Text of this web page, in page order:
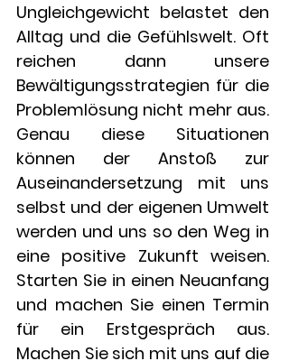
Ungleichgewicht belastet den
Alltag und die Gefühlswelt. Oft
reichen dann unsere
Bewältigungsstrategien für die
Problemlösung nicht mehr aus.
Genau diese Situationen
können der Anstoß zur
Auseinandersetzung mit uns
selbst und der eigenen Umwelt
werden und uns so den Weg in
eine positive Zukunft weisen.
Starten Sie in einen Neuanfang
und machen Sie einen Termin
für ein Erstgespräch aus.
Machen Sie sich mit uns auf die